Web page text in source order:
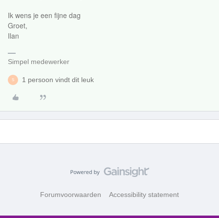
Ik wens je een fijne dag
Groet,
Ilan
Simpel medewerker
S 1 persoon vindt dit leuk
Forumvoorwaarden Accessibility statement